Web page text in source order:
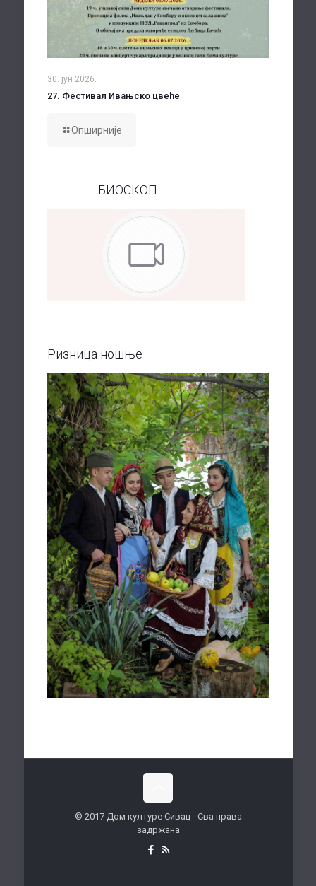
30. јун 2026.
27. Фестивал Ивањско цвеће
Опширније
БИОСКОП
Ризница ношње
© 2017 Дом културе Сивац - Сва права
задржана